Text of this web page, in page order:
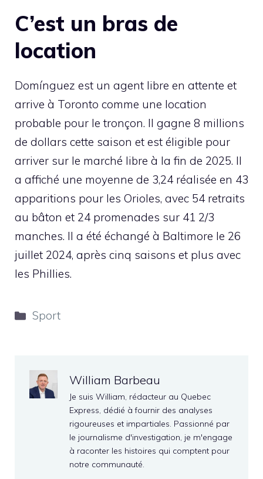
C’est un bras de
location
Domínguez est un agent libre en attente et
arrive à Toronto comme une location
probable pour le tronçon. Il gagne 8 millions
de dollars cette saison et est éligible pour
arriver sur le marché libre à la fin de 2025. Il
a affiché une moyenne de 3,24 réalisée en 43
apparitions pour les Orioles, avec 54 retraits
au bâton et 24 promenades sur 41 2/3
manches. Il a été échangé à Baltimore le 26
juillet 2024, après cinq saisons et plus avec
les Phillies.
Catégories
Sport
William Barbeau
Je suis William, rédacteur au Quebec
Express, dédié à fournir des analyses
rigoureuses et impartiales. Passionné par
le journalisme d'investigation, je m'engage
à raconter les histoires qui comptent pour
notre communauté.